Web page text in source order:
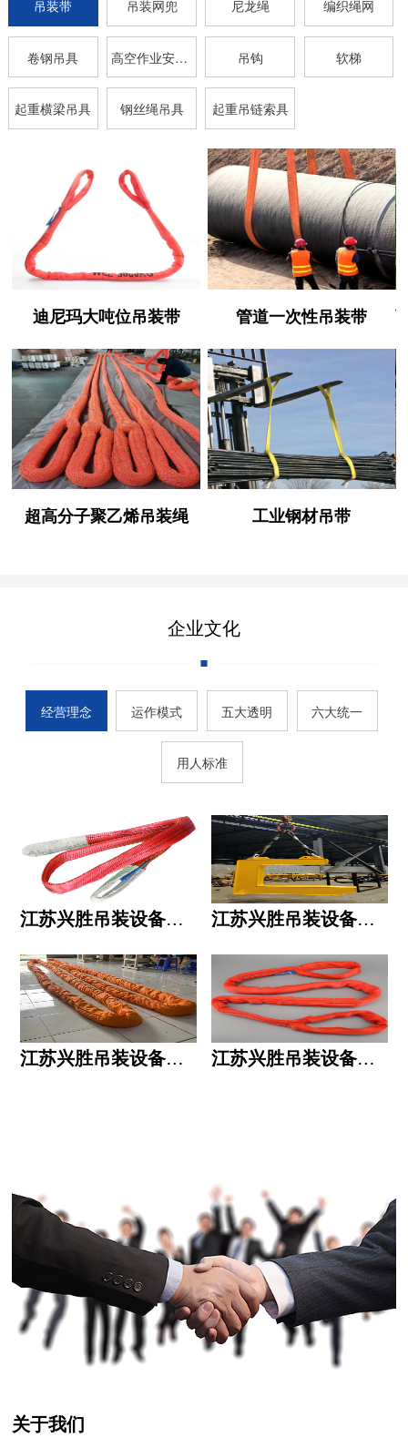
吊装带 吊装网兜 尼龙绳 编织绳网
卷钢吊具 高空作业安全带 吊钩 软梯
起重横梁吊具 钢丝绳吊具 起重吊链索具
迪尼玛大吨位吊装带 管道一次性吊装带
超高分子聚乙烯吊装绳 工业钢材吊带
企业文化
经营理念 运作模式 五大透明 六大统一
用人标准
江苏兴胜吊装设备有限公司的用人标准 江苏兴胜吊装设备有限公司的六大统一
江苏兴胜吊装设备有限公司五大透明 江苏兴胜吊装设备有限公司运作模式
关于我们